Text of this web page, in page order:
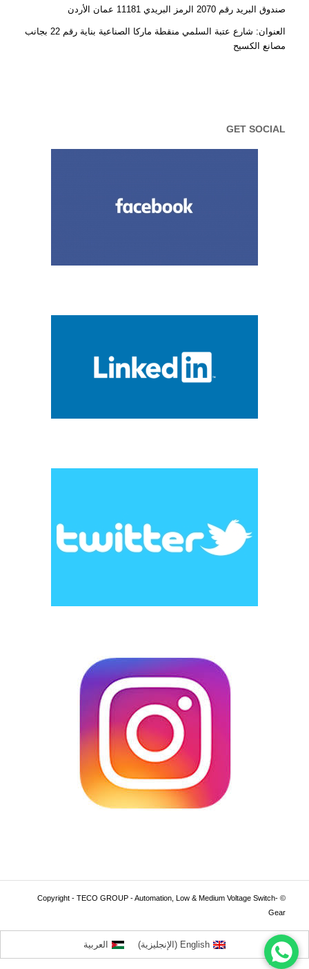
صندوق البريد رقم 2070 الرمز البريدي 11181 عمان الأردن
العنوان: شارع عتبة السلمي منقطة ماركا الصناعية بناية رقم 22 بجانب
مصانع الكسيح
GET SOCIAL
© Copyright - TECO GROUP - Automation, Low & Medium Voltage Switch-
Gear
English
( الإنجليزية) العربية